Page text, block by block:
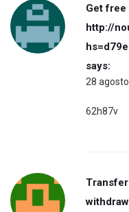
Get free
http://
says:
28
62h87v